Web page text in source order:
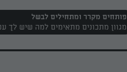
פותחים מקרר ומתחילים לבשל